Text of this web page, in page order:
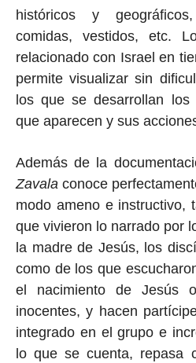
históricos y
comidas, vestidos, etc.
relacionado con Israel en
permite visualizar sin
los que se desarrollan los
que aparecen y sus
Además de la
Zavala conoce
modo ameno e instructivo,
que vivieron lo narrado por
la madre de Jesús, los
como de los que
el nacimiento de Jesús
inocentes, y hacen
integrado en el grupo e
lo que se cuenta, repasa